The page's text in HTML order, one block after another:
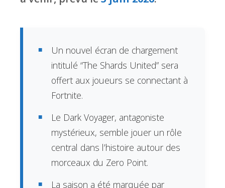
Un nouvel écran de chargement
intitulé “The Shards United” sera
offert aux joueurs se connectant à
Fortnite.
Le Dark Voyager, antagoniste
mystérieux, semble jouer un rôle
central dans l’histoire autour des
morceaux du Zero Point.
La saison a été marquée par